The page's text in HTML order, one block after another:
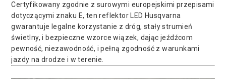
Certyfikowany zgodnie z surowymi europejskimi przepisami
dotyczącymi znaku E, ten reflektor LED Husqvarna
gwarantuje legalne korzystanie z dróg, stały strumień
świetlny, i bezpieczne wzorce wiązek, dając jeźdźcom
pewność, niezawodność, i pełną zgodność z warunkami
jazdy na drodze i w terenie.